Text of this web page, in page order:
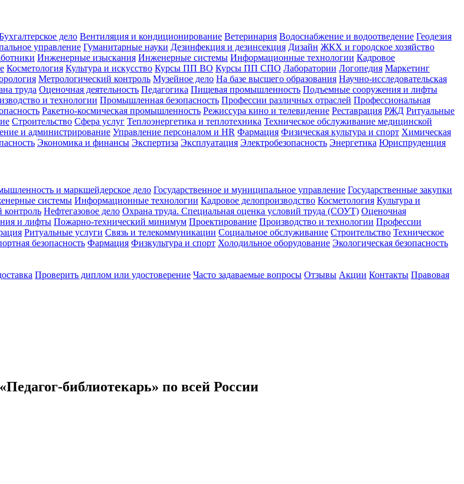
дело Вентиляция и кондиционирование Ветеринария Водоснабжение и водоотведение Геодезия
управление Гуманитарные науки Дезинфекция и дезинсекция Дизайн ЖКХ и городское хозяйство
Инженерные изыскания Инженерные системы Информационные технологии Кадровое
Косметология Культура и искусство Курсы ПП ВО Курсы ПП СПО Лаборатории Логопедия Маркетинг
Метрологический контроль Музейное дело На базе высшего образования Научно-исследовательская
труда Оценочная деятельность Педагогика Пищевая промышленность Подъемные сооружения и лифты
и технологии Промышленная безопасность Профессии различных отраслей Профессиональная
Ракетно-космическая промышленность Режиссура кино и телевидение Реставрация РЖД Ритуальные
Строительство Сфера услуг Теплоэнергетика и теплотехника Техническое обслуживание медицинской
и администрирование Управление персоналом и HR Фармация Физическая культура и спорт Химическая
Экономика и финансы Экспертиза Эксплуатация Электробезопасность Энергетика Юриспруденция
и маркшейдерское дело Государственное и муниципальное управление Государственные закупки
системы Информационные технологии Кадровое делопроизводство Косметология Культура и
контроль Нефтегазовое дело Охрана труда. Специальная оценка условий труда (СОУТ) Оценочная
и лифты Пожарно-технический минимум Проектирование Производство и технологии Профессии
Ритуальные услуги Связь и телекоммуникации Социальное обслуживание Строительство Техническое
безопасность Фармация Физкультура и спорт Холодильное оборудование Экологическая безопасность
Проверить диплом или удостоверение Часто задаваемые вопросы Отзывы Акции Контакты Правовая
библиотекарь» по всей России